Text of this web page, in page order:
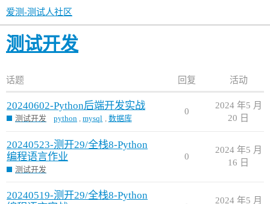
爱测-测试人社区
测试开发
话题 回复 活动
20240602-Python后端开发实战
测试开发 python ,mysql , 数据库
0
2024 年5 月
20 日
20240523-测开29/全栈8-Python
编程语言作业
测试开发
0
2024 年5 月
16 日
20240519-测开29/全栈8-Python
2024 年5 月